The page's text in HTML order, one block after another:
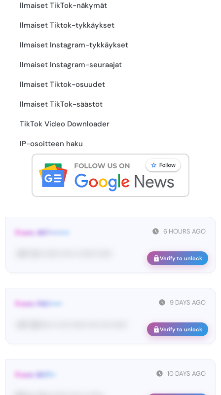
Ilmaiset TikTok-näkymät
Ilmaiset Tiktok-tykkäykset
Ilmaiset Instagram-tykkäykset
Ilmaiset Instagram-seuraajat
Ilmaiset Tiktok-osuudet
Ilmaiset TikTok-säästöt
TikTok Video Downloader
IP-osoitteen haku
6 HOURS AGO
From: 467••••••••
Verify to unlock
9 DAYS AGO
From: FAC•••••
Verify to unlock
10 DAYS AGO
From: BOT••